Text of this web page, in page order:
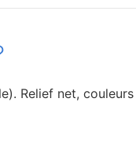
Relief net,